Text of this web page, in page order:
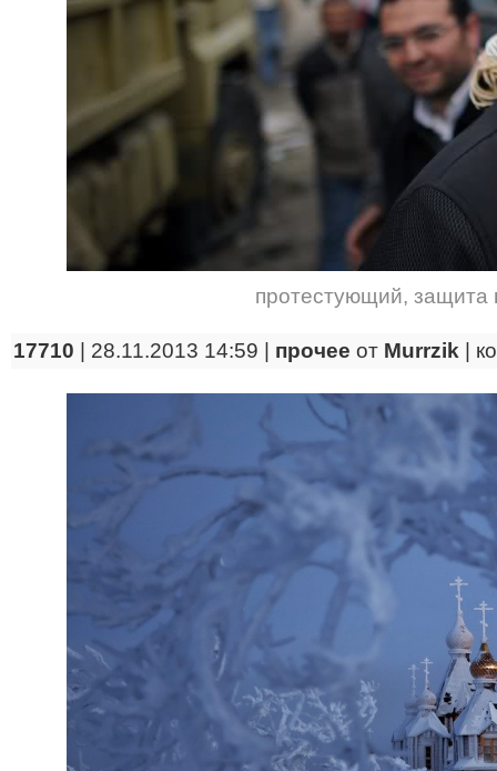
протестующий, защита
17710 | 28.11.2013 14:59 | прочее от Murrzik